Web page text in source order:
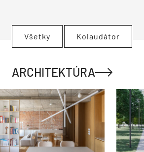
Všetky Kolaudátor
ARCHITEKTÚRA